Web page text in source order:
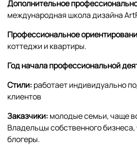
Дополнительное
международная школа дизайна
Профессиональное
коттеджи и квартиры.
Год начала профессиональной
Стили: работает индивидуально
клиентов
Заказчики: молодые семьи, чаще
Владельцы собственного
блогеры.